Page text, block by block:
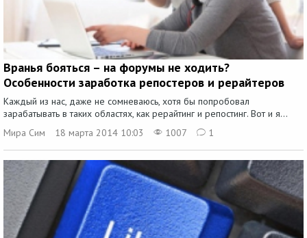
Вранья бояться – на форумы не ходить?
Особенности заработка репостеров и рерайтеров
Каждый из нас, даже не сомневаюсь, хотя бы попробовал
зарабатывать в таких областях, как рерайтинг и репостинг. Вот и я...
Мира Сим
18 марта 2014 10:03 1007 1